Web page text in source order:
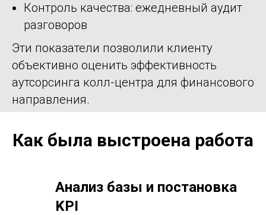
Контроль качества: ежедневный аудит
разговоров
Эти показатели позволили клиенту
объективно оценить эффективность
аутсорсинга колл-центра для финансового
направления.
Как была выстроена работа
Анализ базы и постановка
KPI